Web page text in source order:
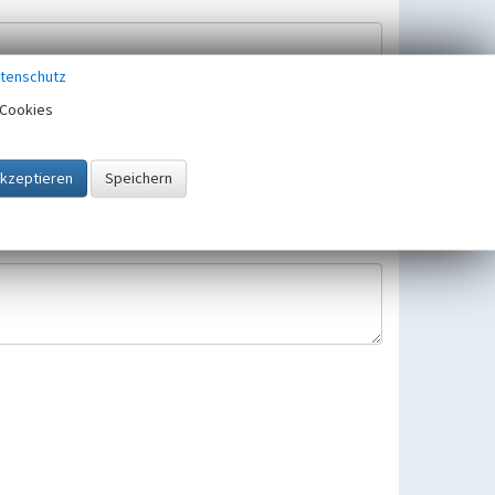
gespeichert und verwendet.
gültigen Europäischen